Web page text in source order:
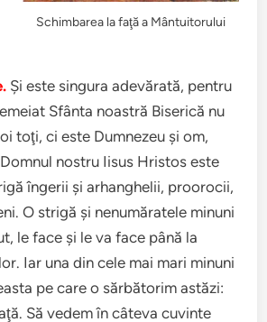
Schimbarea la faţă a Mântuitorului
Şi este singura adevărată, pentru
Sfânta noastră Biserică nu
toţi, ci este Dumnezeu şi om,
nostru Iisus Hristos este
îngerii şi arhanghelii, proorocii,
O strigă şi nenumăratele minuni
le face şi le va face până la
Iar una din cele mai mari minuni
pe care o sărbătorim astăzi:
Să vedem în câteva cuvinte